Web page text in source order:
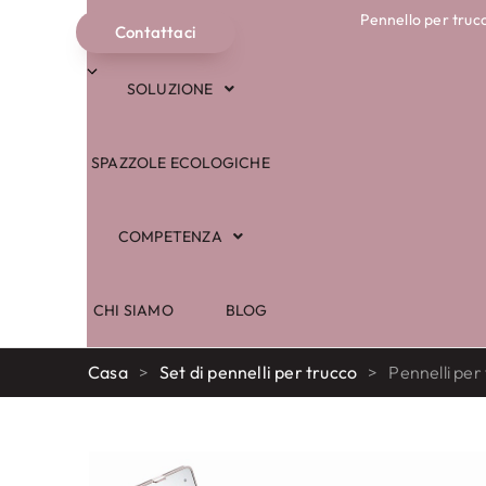
NEGOZIO
SOLUZIONE
SPAZZOLE ECOLOGICHE
COMPETENZA
CHI SIAMO BLOG
Contattaci
Italiano
Pennello per
Casa > Set di pennelli per trucco > Pennelli